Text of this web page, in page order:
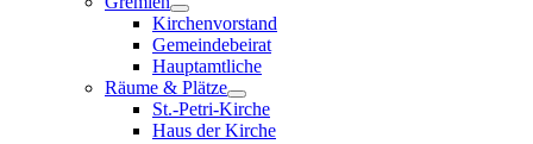
Kirchenvorstand
Gemeindebeirat
Hauptamtliche
Räume & Plätze
St.-Petri-Kirche
Haus der Kirche